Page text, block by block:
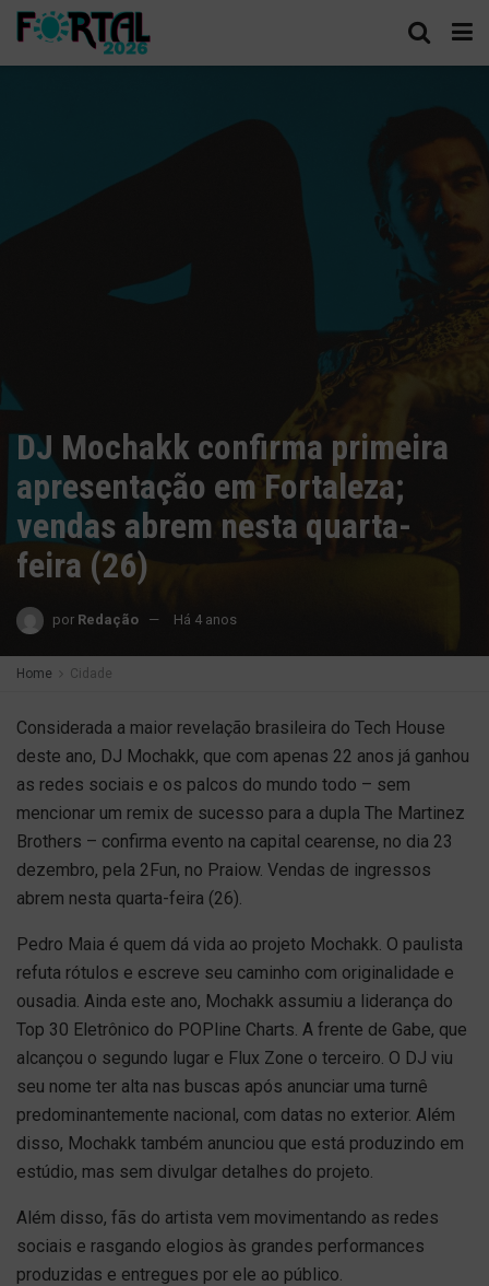
DJ Mochakk confirma primeira
apresentação em Fortaleza;
vendas abrem nesta quarta-
feira (26)
por Redação Há 4 anos
Home Cidade
Considerada a maior revelação brasileira do Tech House
deste ano, DJ Mochakk, que com apenas 22 anos já ganhou
as redes sociais e os palcos do mundo todo – sem
mencionar um remix de sucesso para a dupla The Martinez
Brothers – confirma evento na capital cearense, no dia 23
dezembro, pela 2Fun, no Praiow. Vendas de ingressos
abrem nesta quarta-feira (26).
Pedro Maia é quem dá vida ao projeto Mochakk. O paulista
refuta rótulos e escreve seu caminho com originalidade e
ousadia. Ainda este ano, Mochakk assumiu a liderança do
Top 30 Eletrônico do POPline Charts. A frente de Gabe, que
alcançou o segundo lugar e Flux Zone o terceiro. O DJ viu
seu nome ter alta nas buscas após anunciar uma turnê
predominantemente nacional, com datas no exterior. Além
disso, Mochakk também anunciou que está produzindo em
estúdio, mas sem divulgar detalhes do projeto.
Além disso, fãs do artista vem movimentando as redes
sociais e rasgando elogios às grandes performances
produzidas e entregues por ele ao público.